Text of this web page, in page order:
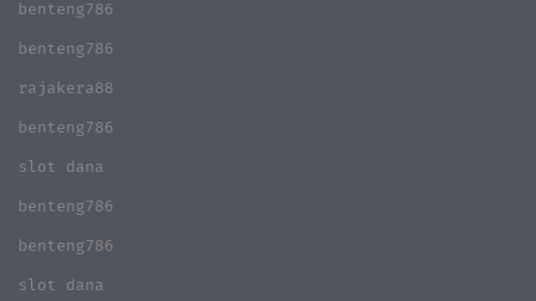
benteng786
benteng786
rajakera88
benteng786
slot dana
benteng786
benteng786
slot dana